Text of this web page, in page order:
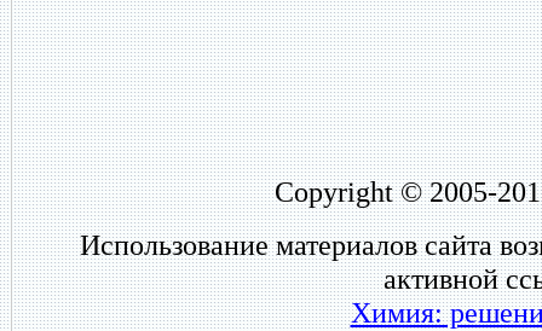
Copyright © 2005-
Использование материалов сайта
активной
Химия: